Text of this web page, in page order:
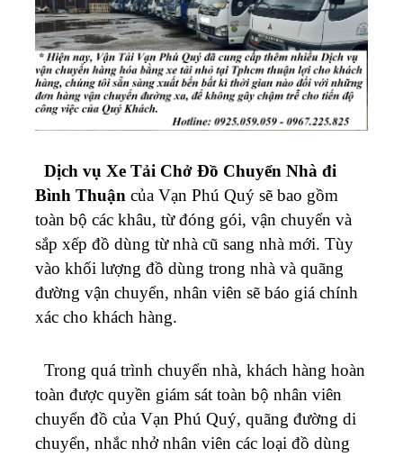
Dịch vụ Xe Tải Chở Đồ Chuyển Nhà đi
Bình Thuận của Vạn Phú Quý sẽ bao gồm
toàn bộ các khâu, từ đóng gói, vận chuyển và
sắp xếp đồ dùng từ nhà cũ sang nhà mới. Tùy
vào khối lượng đồ dùng trong nhà và quãng
đường vận chuyển, nhân viên sẽ báo giá chính
xác cho khách hàng.
Trong quá trình chuyển nhà, khách hàng hoàn
toàn được quyền giám sát toàn bộ nhân viên
chuyển đồ của Vạn Phú Quý, quãng đường di
chuyển, nhắc nhở nhân viên các loại đồ dùng